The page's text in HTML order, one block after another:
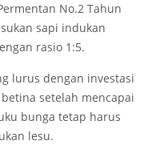
No.2 Tahun
sapi indukan
rasio 1:5.
lurus dengan investasi
setelah mencapai
bunga tetap harus
lesu.